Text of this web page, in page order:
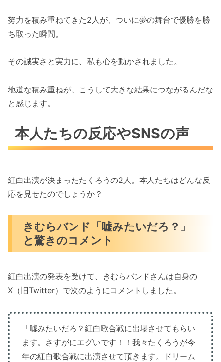
努力を積み重ねてきた2人が、ついに夢の舞台で優勝を勝
ち取った瞬間。
その誠実さと実力に、私も心を動かされました。
地道な積み重ねが、こうして大きな結果につながるんだな
と感じます。
本人たちの反応やSNSの声
紅白出演が決まったたくろうの2人。本人たちはどんな反
応を見せたのでしょうか？
きむらバンド「嘘みたいだろ？」
と驚きのコメント
紅白出演の発表を受けて、きむらバンドさんは自身の
X（旧Twitter）で次のようにコメントしました。
「嘘みたいだろ？紅白歌合戦に出場させてもらい
ます。さすがにエグいです！！我々たくろうが今
年の紅白歌合戦に出演させて頂きます。ドリーム